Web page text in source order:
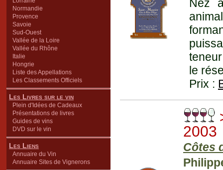
Normandie
Provence
Savoie
Sud-Ouest
Vallée de la Loire
Vallée du Rhône
Italie
Hongrie
Liste des Appellations
Les Classements Officiels
Les Livres sur le vin
Plein d'Idées de Cadeaux
Présentations de livres
Guides de vins
DVD sur le vin
Les Liens
Annuaire du Vin
Annuaire Sites de Vignerons
Nez
le
Prix :
2003
Côtes